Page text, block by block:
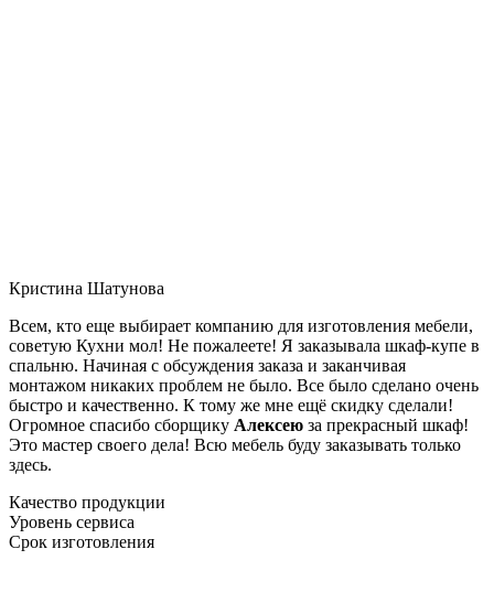
Кристина Шатунова
Всем, кто еще выбирает компанию для изготовления мебели,
советую Кухни мол! Не пожалеете! Я заказывала шкаф-купе в
спальню. Начиная с обсуждения заказа и заканчивая
монтажом никаких проблем не было. Все было сделано очень
быстро и качественно. К тому же мне ещё скидку сделали!
Огромное спасибо сборщику Алексею за прекрасный шкаф!
Это мастер своего дела! Всю мебель буду заказывать только
здесь.
Качество продукции
Уровень сервиса
Срок изготовления